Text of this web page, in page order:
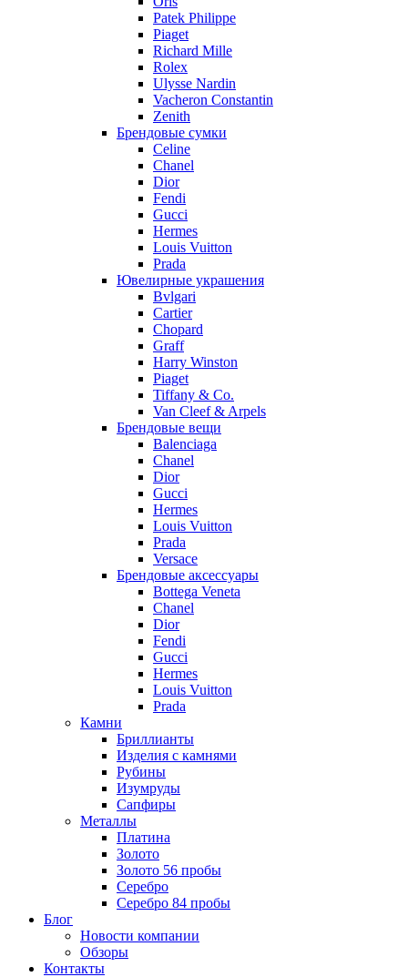
Patek Philippe
Piaget
Richard Mille
Rolex
Ulysse Nardin
Vacheron Constantin
Zenith
Брендовые сумки
Celine
Chanel
Dior
Fendi
Gucci
Hermes
Louis Vuitton
Prada
Ювелирные украшения
Bvlgari
Cartier
Chopard
Graff
Harry Winston
Piaget
Tiffany & Co.
Van Cleef & Arpels
Брендовые вещи
Balenciaga
Chanel
Dior
Gucci
Hermes
Louis Vuitton
Prada
Versace
Брендовые аксессуары
Bottega Veneta
Chanel
Dior
Fendi
Gucci
Hermes
Louis Vuitton
Prada
Камни
Бриллианты
Изделия с камнями
Рубины
Изумруды
Сапфиры
Металлы
Платина
Золото
Золото 56 пробы
Серебро
Серебро 84 пробы
Блог
Новости компании
Обзоры
Контакты